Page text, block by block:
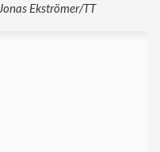
Ekströmer/TT